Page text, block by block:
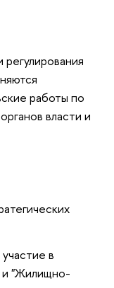
работы по
власти и
в
и "Жилищно-